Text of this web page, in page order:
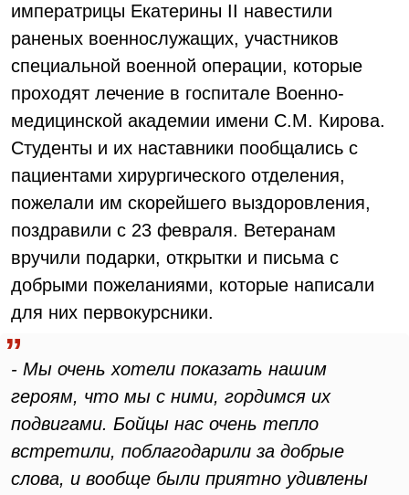
императрицы Екатерины II навестили
раненых военнослужащих, участников
специальной военной операции, которые
проходят лечение в госпитале Военно-
медицинской академии имени С.М. Кирова.
Студенты и их наставники пообщались с
пациентами хирургического отделения,
пожелали им скорейшего выздоровления,
поздравили с 23 февраля. Ветеранам
вручили подарки, открытки и письма с
добрыми пожеланиями, которые написали
для них первокурсники.
- Мы очень хотели показать нашим
героям, что мы с ними, гордимся их
подвигами. Бойцы нас очень тепло
встретили, поблагодарили за добрые
слова, и вообще были приятно удивлены